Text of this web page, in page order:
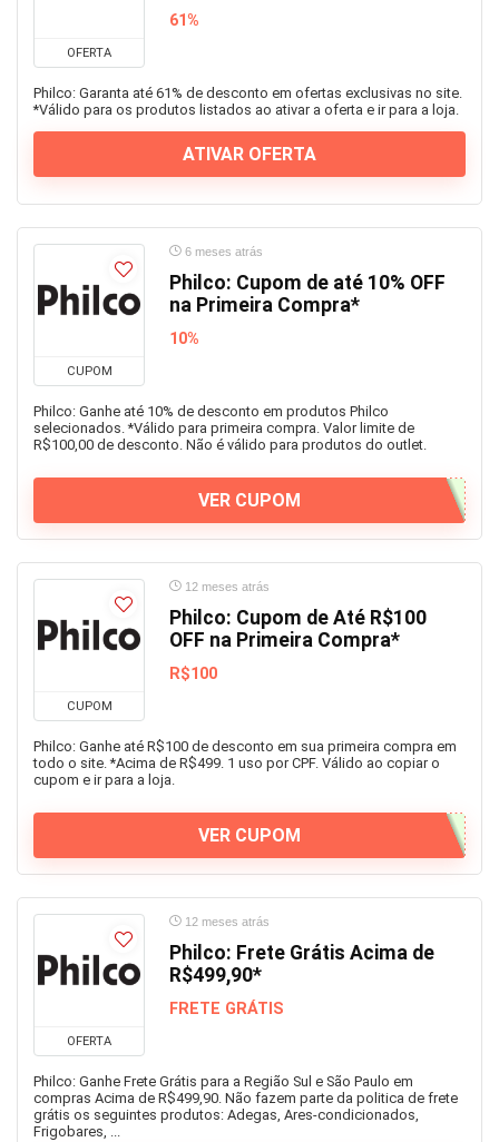
OFERTA
61%
Philco: Garanta até 61% de desconto em ofertas exclusivas no site.
*Válido para os produtos listados ao ativar a oferta e ir para a loja.
ATIVAR OFERTA
CUPOM
6 meses atrás
Philco: Cupom de até 10% OFF
na Primeira Compra*
10%
Philco: Ganhe até 10% de desconto em produtos Philco
selecionados. *Válido para primeira compra. Valor limite de
R$100,00 de desconto. Não é válido para produtos do outlet.
VER CUPOM
CUPOM
12 meses atrás
Philco: Cupom de Até R$100
OFF na Primeira Compra*
R$100
Philco: Ganhe até R$100 de desconto em sua primeira compra em
todo o site. *Acima de R$499. 1 uso por CPF. Válido ao copiar o
cupom e ir para a loja.
VER CUPOM
OFERTA
12 meses atrás
Philco: Frete Grátis Acima de
R$499,90*
FRETE GRÁTIS
Philco: Ganhe Frete Grátis para a Região Sul e São Paulo em
compras Acima de R$499,90. Não fazem parte da politica de frete
grátis os seguintes produtos: Adegas, Ares-condicionados,
Frigobares, ...